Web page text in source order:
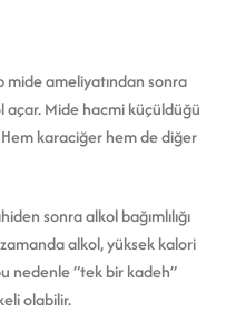
mide ameliyatından sonra
açar. Mide hacmi küçüldüğü
karaciğer hem de diğer
sonra alkol bağımlılığı
zamanda alkol, yüksek kalori
nedenle “tek bir kadeh”
olabilir.